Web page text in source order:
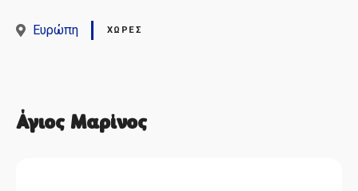
Ευρώπη ΧΏΡΕΣ
Άγιος Μαρίνος